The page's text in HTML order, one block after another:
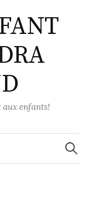
aux enfants!